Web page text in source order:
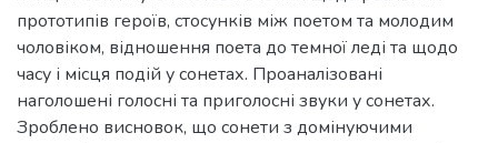
прототипів героїв, стосунків між поетом та молодим
чоловіком, відношення поета до темної леді та щодо
часу і місця подій у сонетах. Проаналізовані
наголошені голосні та приголосні звуки у сонетах.
Зроблено висновок, що сонети з домінуючими